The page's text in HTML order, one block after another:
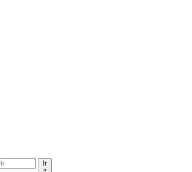
Ir